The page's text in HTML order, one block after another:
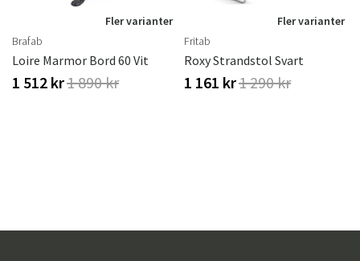
Fler varianter
Brafab
Loire Marmor Bord 60 Vit
1 512 kr1 890 kr
Fler varianter
Fritab
Roxy Strandstol Svart
1 161 kr1 290 kr